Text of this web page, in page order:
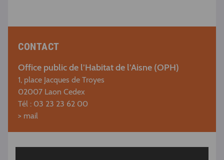
CONTACT
Office public de l’Habitat de l’Aisne (OPH)
1, place Jacques de Troyes
02007 Laon Cedex
Tél : 03 23 23 62 00
> mail